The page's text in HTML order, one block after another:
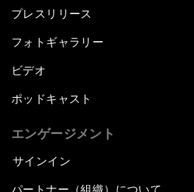
プレスリリース
フォトギャラリー
ビデオ
ポッドキャスト
エンゲージメント
サインイン